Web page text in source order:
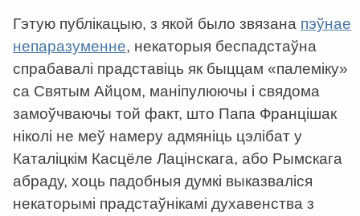
Гэтую публікацыю, з якой было звязана пэўнае
непаразуменне, некаторыя беспадстаўна
спрабавалі прадставіць як быццам «палеміку»
са Святым Айцом, маніпулюючы і свядома
замоўчваючы той факт, што Папа Францішак
ніколі не меў намеру адмяніць цэлібат у
Каталіцкім Касцёле Лацінскага, або Рымскага
абраду, хоць падобныя думкі выказваліся
некаторымі прадстаўнікамі духавенства з